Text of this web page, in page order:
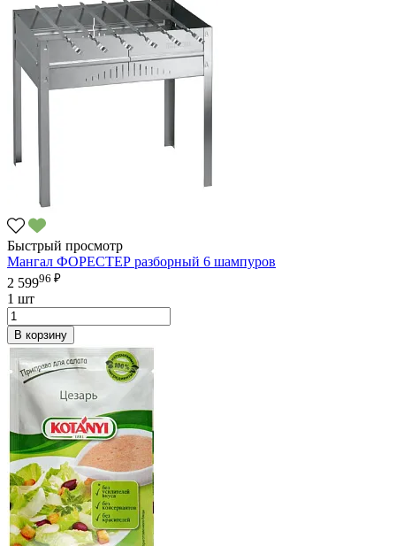
Быстрый просмотр
Мангал ФОРЕСТЕР разборный 6 шампуров
2 59996 ₽
1 шт
В корзину